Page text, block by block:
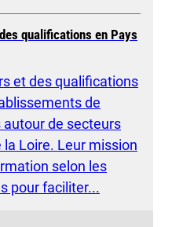
qualifications en Pays
et des qualifications
de
de secteurs
Loire. Leur mission
selon les
pour faciliter...